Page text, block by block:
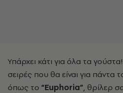
Υπάρχει κάτι για όλα τα
σειρές που θα είναι για
όπως το “Euphoria”, θρίλερ